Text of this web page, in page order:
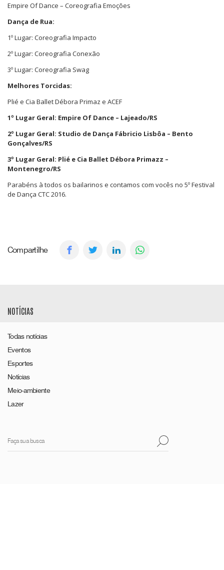
Empire Of Dance – Coreografia Emoções
Dança de Rua:
1º Lugar: Coreografia Impacto
2º Lugar: Coreografia Conexão
3º Lugar: Coreografia Swag
Melhores Torcidas:
Plié e Cia Ballet Débora Primaz e ACEF
1º Lugar Geral: Empire Of Dance – Lajeado/RS
2º Lugar Geral: Studio de Dança Fábricio Lisbôa – Bento
Gonçalves/RS
3º Lugar Geral: Plié e Cia Ballet Débora Primazz –
Montenegro/RS
Parabéns à todos os bailarinos e contamos com vocês no 5º Festival
de Dança CTC 2016.
Compartilhe
NOTÍCIAS
Todas notícias
Eventos
Esportes
Notícias
Meio-ambiente
Lazer